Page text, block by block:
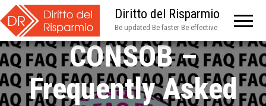
Diritto del Risparmio
Be updated Be faster Be effective
CONSOB –
Frequently Asked